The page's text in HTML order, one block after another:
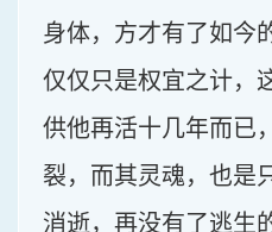
身体，方才有了如今
仅仅只是权宜之计，
供他再活十几年而已
裂，而其灵魂，也是
消逝，再没有了逃